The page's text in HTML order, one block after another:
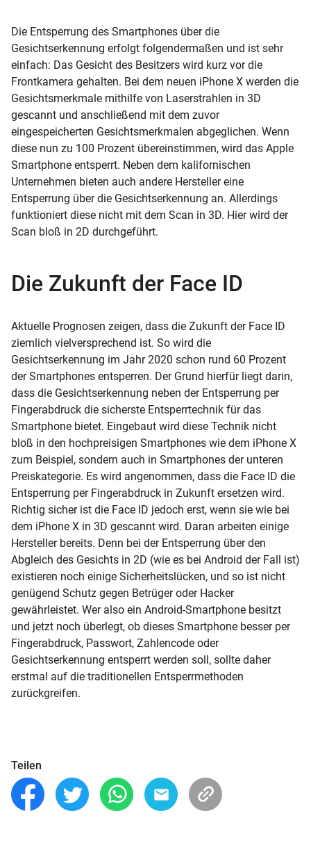
Die Entsperrung des Smartphones über die
Gesichtserkennung erfolgt folgendermaßen und ist sehr
einfach: Das Gesicht des Besitzers wird kurz vor die
Frontkamera gehalten. Bei dem neuen iPhone X werden die
Gesichtsmerkmale mithilfe von Laserstrahlen in 3D
gescannt und anschließend mit dem zuvor
eingespeicherten Gesichtsmerkmalen abgeglichen. Wenn
diese nun zu 100 Prozent übereinstimmen, wird das Apple
Smartphone entsperrt. Neben dem kalifornischen
Unternehmen bieten auch andere Hersteller eine
Entsperrung über die Gesichtserkennung an. Allerdings
funktioniert diese nicht mit dem Scan in 3D. Hier wird der
Scan bloß in 2D durchgeführt.
Die Zukunft der Face ID
Aktuelle Prognosen zeigen, dass die Zukunft der Face ID
ziemlich vielversprechend ist. So wird die
Gesichtserkennung im Jahr 2020 schon rund 60 Prozent
der Smartphones entsperren. Der Grund hierfür liegt darin,
dass die Gesichtserkennung neben der Entsperrung per
Fingerabdruck die sicherste Entsperrtechnik für das
Smartphone bietet. Eingebaut wird diese Technik nicht
bloß in den hochpreisigen Smartphones wie dem iPhone X
zum Beispiel, sondern auch in Smartphones der unteren
Preiskategorie. Es wird angenommen, dass die Face ID die
Entsperrung per Fingerabdruck in Zukunft ersetzen wird.
Richtig sicher ist die Face ID jedoch erst, wenn sie wie bei
dem iPhone X in 3D gescannt wird. Daran arbeiten einige
Hersteller bereits. Denn bei der Entsperrung über den
Abgleich des Gesichts in 2D (wie es bei Android der Fall ist)
existieren noch einige Sicherheitslücken, und so ist nicht
genügend Schutz gegen Betrüger oder Hacker
gewährleistet. Wer also ein Android-Smartphone besitzt
und jetzt noch überlegt, ob dieses Smartphone besser per
Fingerabdruck, Passwort, Zahlencode oder
Gesichtserkennung entsperrt werden soll, sollte daher
erstmal auf die traditionellen Entsperrmethoden
zurückgreifen.
Teilen